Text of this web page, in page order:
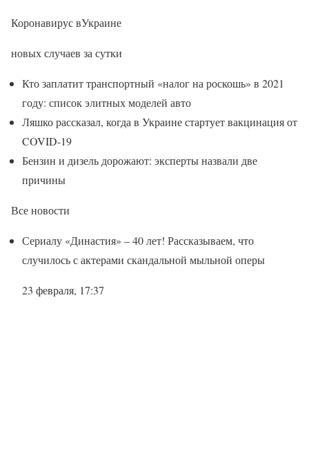
Коронавирус вУкраине
новых случаев за сутки
Кто заплатит транспортный «налог на роскошь» в 2021
году: список элитных моделей авто
Ляшко рассказал, когда в Украине стартует вакцинация от
COVID-19
Бензин и дизель дорожают: эксперты назвали две
причины
Все новости
Сериалу «Династия» – 40 лет! Рассказываем, что
случилось с актерами скандальной мыльной оперы
23 февраля, 17:37